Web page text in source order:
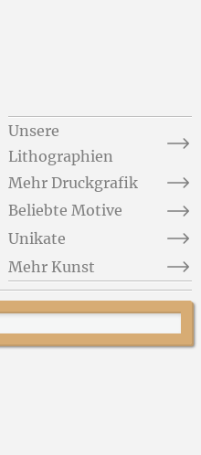
Unsere
Lithographien
Mehr Druckgrafik
Beliebte Motive
Unikate
Mehr Kunst